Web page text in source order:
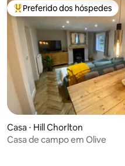
avaliação média de 5, 53
Entre os melhores preferidos
Preferido dos hóspedes
Casa ⋅ Hill Chorlton
Casa de campo em Olive